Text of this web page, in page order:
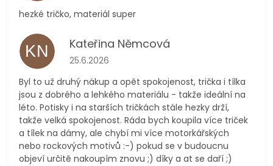
hezké tričko, materiál super
KN Kateřina Němcová
Hodnocení obchodu je 5 z 5 hvězdiček.
25.6.2026
Byl to už druhý nákup a opět spokojenost, trička i tílka
jsou z dobrého a lehkého materiálu - takže ideální na
léto. Potisky i na starších tričkách stále hezky drží,
takže velká spokojenost. Ráda bych koupila více triček
a tílek na dámy, ale chybí mi více motorkářských
nebo rockových motivů :-) pokud se v budoucnu
objeví určitě nakoupím znovu ;) díky a at se daří ;)